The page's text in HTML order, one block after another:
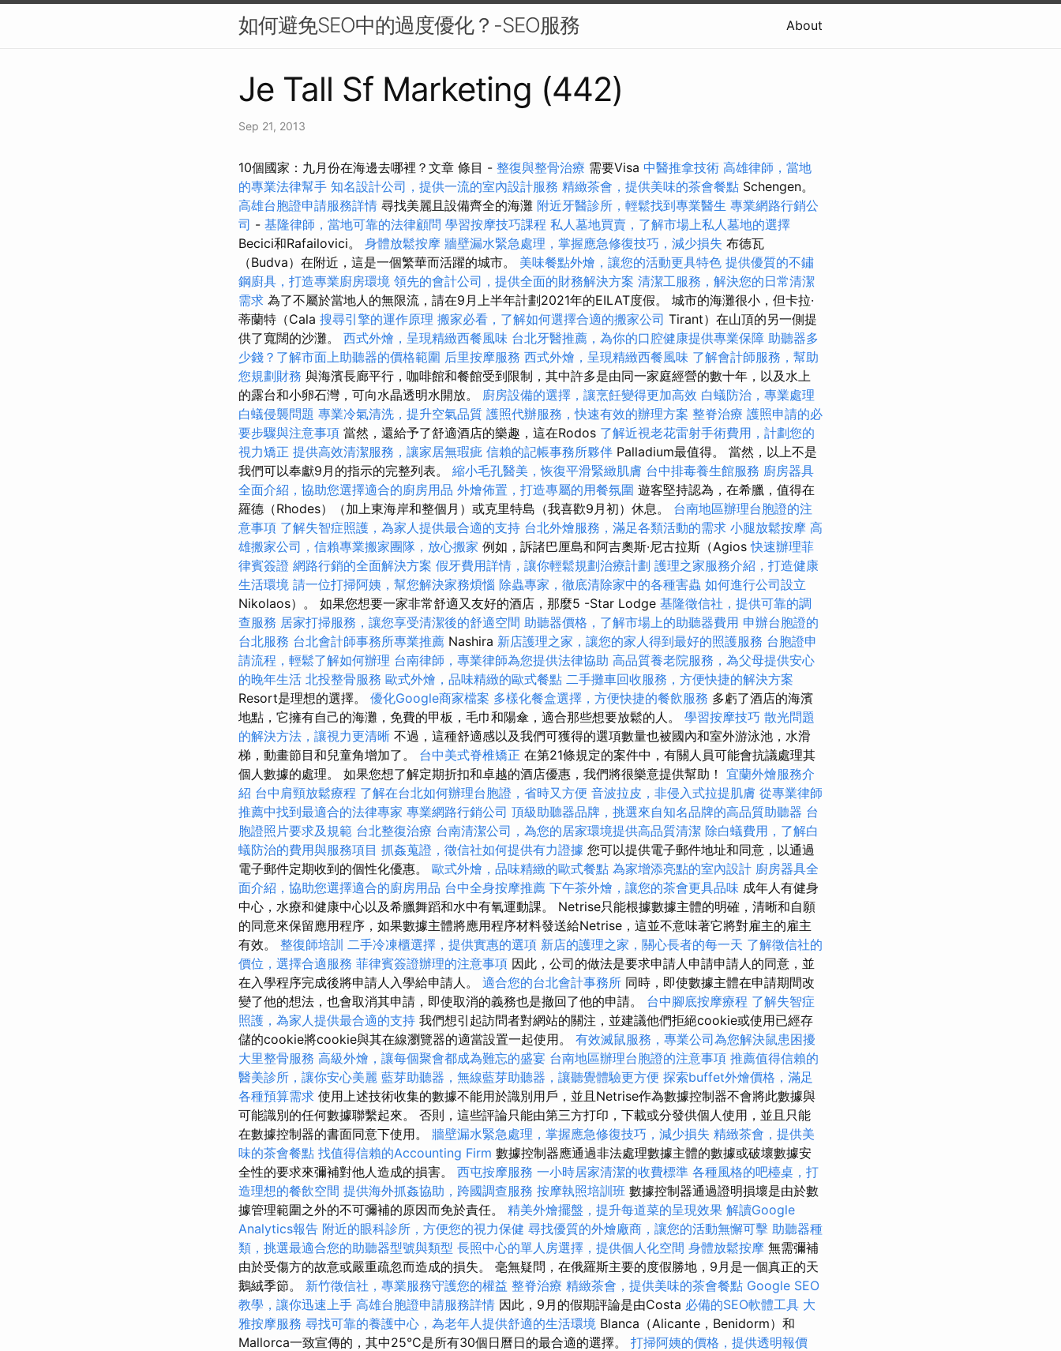
如何避免SEO中的過度優化？-SEO服務 About
Je Tall Sf Marketing (442)
Sep 21, 2013
10個國家：九月份在海邊去哪裡？文章 條目 - 整復與整骨治療 需要Visa 中醫推拿技術 高雄律師，當地
的專業法律幫手 知名設計公司，提供一流的室內設計服務 精緻茶會，提供美味的茶會餐點 Schengen。
高雄台胞證申請服務詳情 尋找美麗且設備齊全的海灘 附近牙醫診所，輕鬆找到專業醫生 專業網路行銷公
司 - 基隆律師，當地可靠的法律顧問 學習按摩技巧課程 私人墓地買賣，了解市場上私人墓地的選擇
Becici和Rafailovici。 身體放鬆按摩 牆壁漏水緊急處理，掌握應急修復技巧，減少損失 布德瓦
（Budva）在附近，這是一個繁華而活躍的城市。 美味餐點外燴，讓您的活動更具特色 提供優質的不鏽
鋼廚具，打造專業廚房環境 領先的會計公司，提供全面的財務解決方案 清潔工服務，解決您的日常清潔
需求 為了不屬於當地人的無限流，請在9月上半年計劃2021年的EILAT度假。 城市的海灘很小，但卡拉·
蒂蘭特（Cala 搜尋引擎的運作原理 搬家必看，了解如何選擇合適的搬家公司 Tirant）在山頂的另一側提
供了寬闊的沙灘。 西式外燴，呈現精緻西餐風味 台北牙醫推薦，為你的口腔健康提供專業保障 助聽器多
少錢？了解市面上助聽器的價格範圍 后里按摩服務 西式外燴，呈現精緻西餐風味 了解會計師服務，幫助
您規劃財務 與海濱長廊平行，咖啡館和餐館受到限制，其中許多是由同一家庭經營的數十年，以及水上
的露台和小卵石灣，可向水晶透明水開放。 廚房設備的選擇，讓烹飪變得更加高效 白蟻防治，專業處理
白蟻侵襲問題 專業冷氣清洗，提升空氣品質 護照代辦服務，快速有效的辦理方案 整脊治療 護照申請的必
要步驟與注意事項 當然，還給予了舒適酒店的樂趣，這在Rodos 了解近視老花雷射手術費用，計劃您的
視力矯正 提供高效清潔服務，讓家居無瑕疵 信賴的記帳事務所夥伴 Palladium最值得。 當然，以上不是
我們可以奉獻9月的指示的完整列表。 縮小毛孔醫美，恢復平滑緊緻肌膚 台中排毒養生館服務 廚房器具
全面介紹，協助您選擇適合的廚房用品 外燴佈置，打造專屬的用餐氛圍 遊客堅持認為，在希臘，值得在
羅德（Rhodes）（加上東海岸和整個月）或克里特島（我喜歡9月初）休息。 台南地區辦理台胞證的注
意事項 了解失智症照護，為家人提供最合適的支持 台北外燴服務，滿足各類活動的需求 小腿放鬆按摩 高
雄搬家公司，信賴專業搬家團隊，放心搬家 例如，訴諸巴厘島和阿吉奧斯·尼古拉斯（Agios快速辦理菲
律賓簽證 網路行銷的全面解決方案 假牙費用詳情，讓你輕鬆規劃治療計劃 護理之家服務介紹，打造健康
生活環境 請一位打掃阿姨，幫您解決家務煩惱 除蟲專家，徹底清除家中的各種害蟲 如何進行公司設立
Nikolaos）。 如果您想要一家非常舒適又友好的酒店，那麼5 -Star Lodge 基隆徵信社，提供可靠的調
查服務 居家打掃服務，讓您享受清潔後的舒適空間 助聽器價格，了解市場上的助聽器費用 申辦台胞證的
台北服務 台北會計師事務所專業推薦 Nashira 新店護理之家，讓您的家人得到最好的照護服務 台胞證申
請流程，輕鬆了解如何辦理 台南律師，專業律師為您提供法律協助 高品質養老院服務，為父母提供安心
的晚年生活 北投整骨服務 歐式外燴，品味精緻的歐式餐點 二手攤車回收服務，方便快捷的解決方案
Resort是理想的選擇。 優化Google商家檔案 多樣化餐盒選擇，方便快捷的餐飲服務 多虧了酒店的海濱
地點，它擁有自己的海灘，免費的甲板，毛巾和陽傘，適合那些想要放鬆的人。 學習按摩技巧 散光問題
的解決方法，讓視力更清晰 不過，這種舒適感以及我們可獲得的選項數量也被國內和室外游泳池，水滑
梯，動畫節目和兒童角增加了。 台中美式脊椎矯正 在第21條規定的案件中，有關人員可能會抗議處理其
個人數據的處理。 如果您想了解定期折扣和卓越的酒店優惠，我們將很樂意提供幫助！ 宜蘭外燴服務介
紹 台中肩頸放鬆療程 了解在台北如何辦理台胞證，省時又方便 音波拉皮，非侵入式拉提肌膚 從專業律師
推薦中找到最適合的法律專家 專業網路行銷公司 頂級助聽器品牌，挑選來自知名品牌的高品質助聽器 台
胞證照片要求及規範 台北整復治療 台南清潔公司，為您的居家環境提供高品質清潔 除白蟻費用，了解白
蟻防治的費用與服務項目 抓姦蒐證，徵信社如何提供有力證據 您可以提供電子郵件地址和同意，以通過
電子郵件定期收到的個性化優惠。 歐式外燴，品味精緻的歐式餐點 為家增添亮點的室內設計 廚房器具全
面介紹，協助您選擇適合的廚房用品 台中全身按摩推薦 下午茶外燴，讓您的茶會更具品味 成年人有健身
中心，水療和健康中心以及希臘舞蹈和水中有氧運動課。 Netrise只能根據數據主體的明確，清晰和自願
的同意來保留應用程序，如果數據主體將應用程序材料發送給Netrise，這並不意味著它將對雇主的雇主
有效。 整復師培訓 二手冷凍櫃選擇，提供實惠的選項 新店的護理之家，關心長者的每一天 了解徵信社的
價位，選擇合適服務 菲律賓簽證辦理的注意事項 因此，公司的做法是要求申請人申請申請人的同意，並
在入學程序完成後將申請人入學給申請人。 適合您的台北會計事務所 同時，即使數據主體在申請期間改
變了他的想法，也會取消其申請，即使取消的義務也是撤回了他的申請。 台中腳底按摩療程 了解失智症
照護，為家人提供最合適的支持 我們想引起訪問者對網站的關注，並建議他們拒絕cookie或使用已經存
儲的cookie將cookie與其在線瀏覽器的適當設置一起使用。 有效滅鼠服務，專業公司為您解決鼠患困擾
大里整骨服務 高級外燴，讓每個聚會都成為難忘的盛宴 台南地區辦理台胞證的注意事項 推薦值得信賴的
醫美診所，讓你安心美麗 藍芽助聽器，無線藍芽助聽器，讓聽覺體驗更方便 探索buffet外燴價格，滿足
各種預算需求 使用上述技術收集的數據不能用於識別用戶，並且Netrise作為數據控制器不會將此數據與
可能識別的任何數據聯繫起來。 否則，這些評論只能由第三方打印，下載或分發供個人使用，並且只能
在數據控制器的書面同意下使用。 牆壁漏水緊急處理，掌握應急修復技巧，減少損失 精緻茶會，提供美
味的茶會餐點 找值得信賴的Accounting Firm 數據控制器應通過非法處理數據主體的數據或破壞數據安
全性的要求來彌補對他人造成的損害。 西屯按摩服務 一小時居家清潔的收費標準 各種風格的吧檯桌，打
造理想的餐飲空間 提供海外抓姦協助，跨國調查服務 按摩執照培訓班 數據控制器通過證明損壞是由於數
據管理範圍之外的不可彌補的原因而免於責任。 精美外燴擺盤，提升每道菜的呈現效果 解讀Google
Analytics報告 附近的眼科診所，方便您的視力保健 尋找優質的外燴廠商，讓您的活動無懈可擊 助聽器種
類，挑選最適合您的助聽器型號與類型 長照中心的單人房選擇，提供個人化空間 身體放鬆按摩 無需彌補
由於受傷方的故意或嚴重疏忽而造成的損失。 毫無疑問，在俄羅斯主要的度假勝地，9月是一個真正的天
鵝絨季節。 新竹徵信社，專業服務守護您的權益 整脊治療 精緻茶會，提供美味的茶會餐點 Google SEO
教學，讓你迅速上手 高雄台胞證申請服務詳情 因此，9月的假期評論是由Costa 必備的SEO軟體工具 大
雅按摩服務 尋找可靠的養護中心，為老年人提供舒適的生活環境 Blanca（Alicante，Benidorm）和
Mallorca一致宣傳的，其中25°C是所有30個日曆日的最合適的選擇。 打掃阿姨的價格，提供透明報價